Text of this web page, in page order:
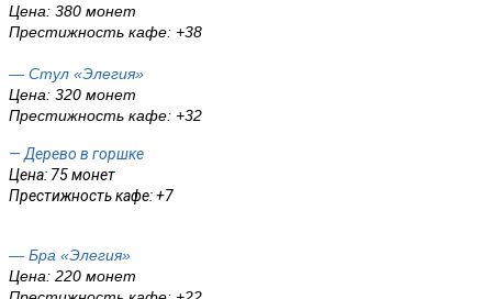
Цена: 380 монет
Престижность кафе: +38
— Стул «Элегия»
Цена: 320 монет
Престижность кафе: +32
— Дерево в горшке
Цена: 75 монет
Престижность кафе: +7
— Бра «Элегия»
Цена: 220 монет